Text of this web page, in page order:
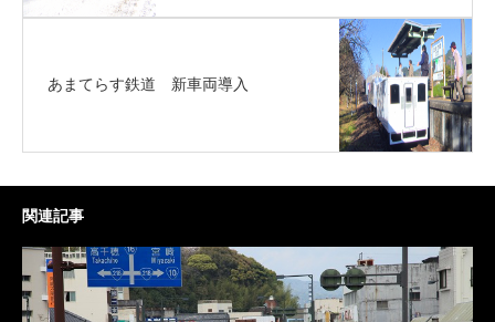
あまてらす鉄道 新車両導入
関連記事